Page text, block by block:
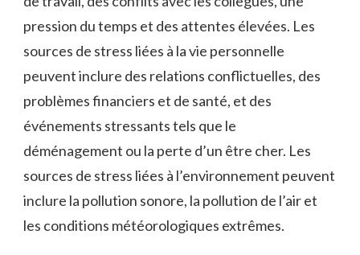
pression du temps et des attentes élevées. Les
sources de stress liées à la vie personnelle
peuvent inclure des relations conflictuelles, des
problèmes financiers et de santé, et des
événements stressants tels que le
déménagement ou la perte d’un être cher. Les
sources de stress liées à l’environnement peuvent
inclure la pollution sonore, la pollution de l’air et
les conditions météorologiques extrêmes.